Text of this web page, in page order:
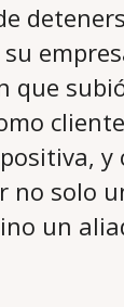
que
y
no solo
un